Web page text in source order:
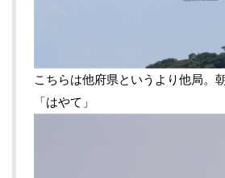
こちらは他府県というより他局。
「はやて」